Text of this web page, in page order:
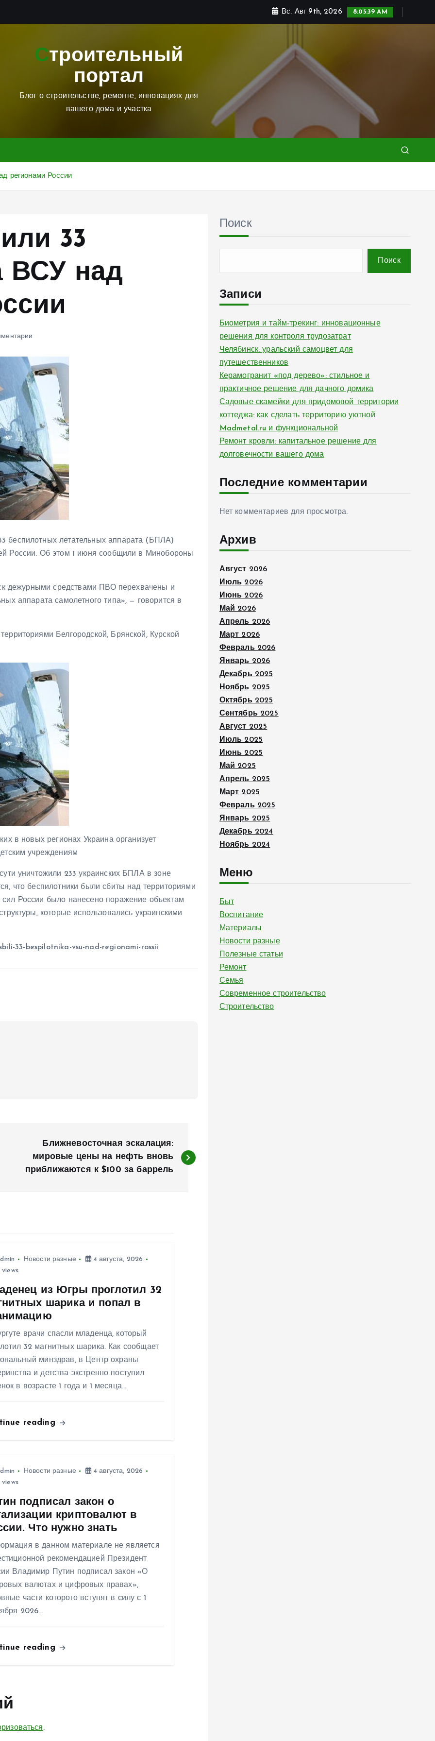
Вс. Авг 9th, 2026 8:05:41 AM
Строительный
портал
Блог о строительстве, ремонте, инновациях для
вашего дома и участка
регионами России
33
ВСУ над
летательных аппарата (БПЛА)
России. Об этом 1 июня сообщили в Минобороны
дежурными средствами ПВО перехвачены и
аппарата самолетного типа», — говорится в
Белгородской, Брянской, Курской
в новых регионах Украина организует
учреждениям
уничтожили 233 украинских БПЛА в зоне
что беспилотники были сбиты над территориями
России было нанесено поражение объектам
которые использовались украинскими
33-bespilotnika-vsu-nad-regionami-rossii
Ближневосточная эскалация:
мировые цены на нефть вновь
приближаются к $100 за баррель
Новости разные
4 августа, 2026
views
из Югры проглотил 32
шарика и попал в
врачи спасли младенца, который
32 магнитных шарика. Как сообщает
минздрав, в Центр охраны
и детства экстренно поступил
в возрасте 1 года и 1 месяца…
reading
Новости разные
4 августа, 2026
views
подписал закон о
криптовалют в
Что нужно знать
в данном материале не является
рекомендацией Президент
Владимир Путин подписал закон «О
валютах и цифровых правах»,
части которого вступят в силу с 1
2026…
reading
.
Поиск
Поиск
Записи
Биометрия и тайм-трекинг: инновационные
решения для контроля трудозатрат
Челябинск: уральский самоцвет для
путешественников
Керамогранит «под дерево»: стильное и
практичное решение для дачного домика
Садовые скамейки для придомовой территории
коттеджа: как сделать территорию уютной
Madmetal.ru и функциональной
Ремонт кровли: капитальное решение для
долговечности вашего дома
Последние комментарии
Нет комментариев для просмотра.
Архив
Август 2026
Июль 2026
Июнь 2026
Май 2026
Апрель 2026
Март 2026
Февраль 2026
Январь 2026
Декабрь 2025
Ноябрь 2025
Октябрь 2025
Сентябрь 2025
Август 2025
Июль 2025
Июнь 2025
Май 2025
Апрель 2025
Март 2025
Февраль 2025
Январь 2025
Декабрь 2024
Ноябрь 2024
Меню
Быт
Воспитание
Материалы
Новости разные
Полезные статьи
Ремонт
Семья
Современное строительство
Строительство